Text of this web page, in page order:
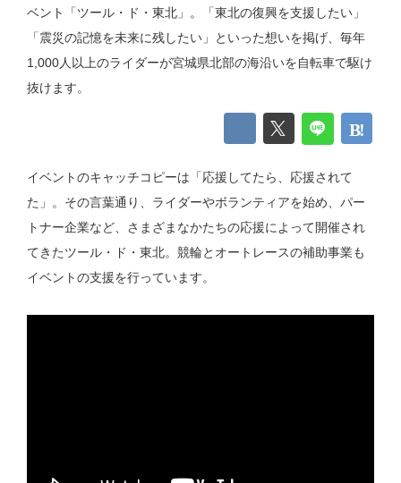
ベント「ツール・ド・東北」。「東北の復興を支援したい」
「震災の記憶を未来に残したい」といった想いを掲げ、毎年
1,000人以上のライダーが宮城県北部の海沿いを自転車で駆け
抜けます。
イベントのキャッチコピーは「応援してたら、応援されて
た」。その言葉通り、ライダーやボランティアを始め、パー
トナー企業など、さまざまなかたちの応援によって開催され
てきたツール・ド・東北。競輪とオートレースの補助事業も
イベントの支援を行っています。